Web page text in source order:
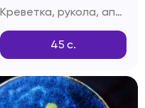
Креветка, рукола, апельсин, орехи Кешью, масло растительное, масло оливковое, лук репчатый, лимонный сок, соус Соевый, соус Унаги, кунжут белый
45 с.